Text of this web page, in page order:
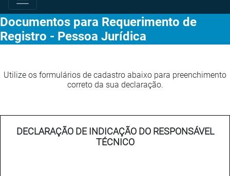
Documentos para Requerimento de
Registro - Pessoa Jurídica
Utilize os formulários de cadastro abaixo para preenchimento
correto da sua declaração.
DECLARAÇÃO DE INDICAÇÃO DO RESPONSÁVEL
TÉCNICO